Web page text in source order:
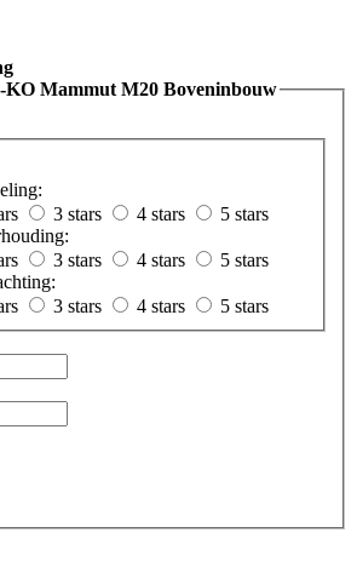
Mammut M20 Boveninbouw
3 stars 4 stars
5 stars
3 stars 4 stars
5 stars
3 stars 4 stars
5 stars